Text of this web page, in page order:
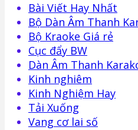
Bài Viết Hay Nhất
Bộ Dàn Âm Thanh
Bộ Kraoke Giá rẻ
Cục đẩy BW
Dàn Âm Thanh
Kinh nghiêm
Kinh Nghiệm Hay
Tải Xuống
Vang cơ lai số